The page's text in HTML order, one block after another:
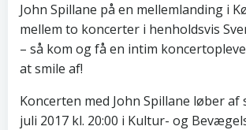
John Spillane på en mellemlanding i
mellem to koncerter i henholdsvis
– så kom og få en intim
at smile af!
Koncerten med John Spillane løber af
juli 2017 kl. 20:00 i Kultur- og